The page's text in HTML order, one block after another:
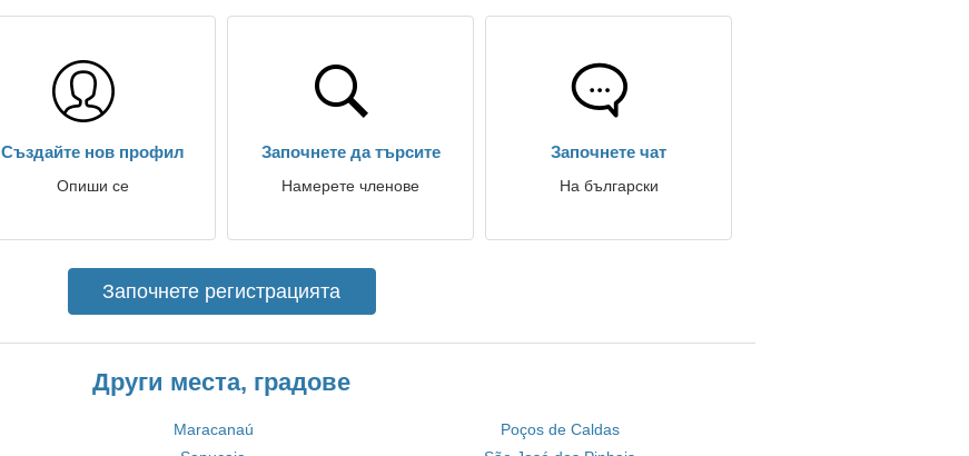
Създайте нов профил
Опиши се
Започнете да търсите
Намерете членове
Започнете чат
На български
Започнете регистрацията
Други места, градове
Maracanaú
Poços de Caldas